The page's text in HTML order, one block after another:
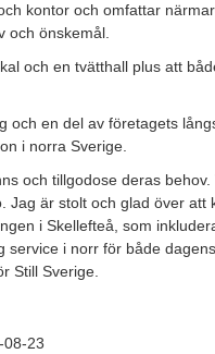
kontor och omfattar
och önskemål.
och en tvätthall plus att
och en del av företagets
i norra Sverige.
och tillgodose deras
Jag är stolt och glad över att
i Skellefteå, som
service i norr för både
Still Sverige.
08-23